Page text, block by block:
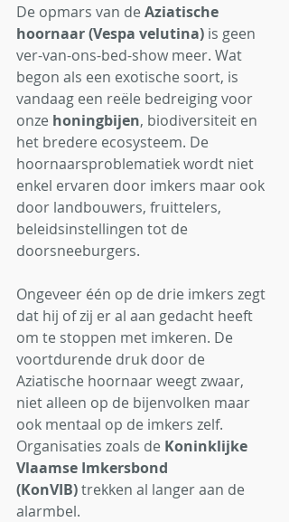
De opmars van de Aziatische
hoornaar (Vespa velutina) is geen
ver-van-ons-bed-show meer. Wat
begon als een exotische soort, is
vandaag een reële bedreiging voor
onze honingbijen, biodiversiteit en
het bredere ecosysteem. De
hoornaarsproblematiek wordt niet
enkel ervaren door imkers maar ook
door landbouwers, fruittelers,
beleidsinstellingen tot de
doorsneeburgers.
Ongeveer één op de drie imkers zegt
dat hij of zij er al aan gedacht heeft
om te stoppen met imkeren. De
voortdurende druk door de
Aziatische hoornaar weegt zwaar,
niet alleen op de bijenvolken maar
ook mentaal op de imkers zelf.
Organisaties zoals de Koninklijke
Vlaamse Imkersbond
(KonVIB) trekken al langer aan de
alarmbel.